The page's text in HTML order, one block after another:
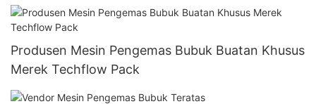
Produsen Mesin Pengemas Bubuk Buatan Khusus
Merek Techflow Pack